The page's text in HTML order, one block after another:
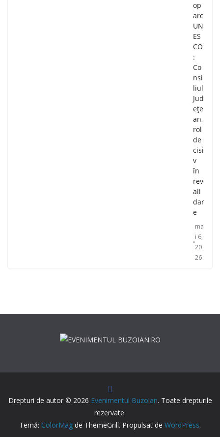
op
arc
UN
ES
CO
:
Co
nsi
liul
Jud
ețe
an,
rol
de
cisi
v
în
rev
ali
dar
e
ma
i 6,
20
26
Drepturi de autor © 2026 Evenimentul Buzoian. Toate drepturile
rezervate.
Temă: ColorMag de ThemeGrill. Propulsat de WordPress.